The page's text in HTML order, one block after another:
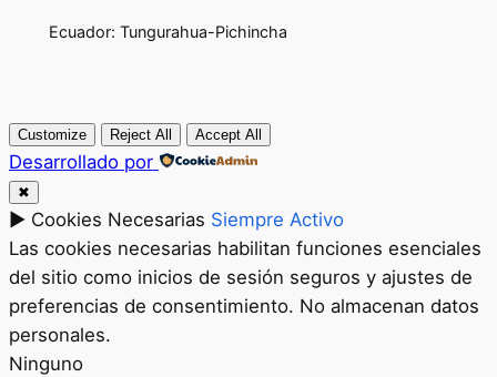
Ecuador: Tungurahua-Pichincha
Customize Reject All Accept All
Desarrollado por
✖
► Cookies Necesarias Siempre Activo
Las cookies necesarias habilitan funciones esenciales
del sitio como inicios de sesión seguros y ajustes de
preferencias de consentimiento. No almacenan datos
personales.
Ninguno